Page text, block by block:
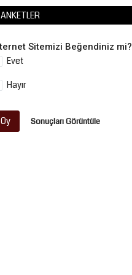
ANKETLER
Sitemizi Beğendiniz mi?
Evet
Hayır
Oy Sonuçları Görüntüle